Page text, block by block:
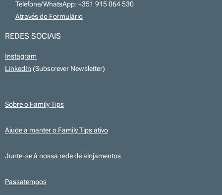
📞 Telefone/WhatsApp: +351 915 064 530
Através do Formulário
REDES SOCIAIS
Instagram
LinkedIn (Subscrever Newsletter)
Sobre o Family Tips
Ajude a manter o Family Tips ativo
Junte-se à nossa rede de alojamentos
Passatempos